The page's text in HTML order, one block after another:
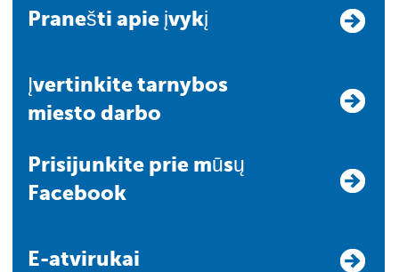
Pranešti apie įvykį
Įvertinkite tarnybos
miesto darbo
Prisijunkite prie mūsų
Facebook
E-atvirukai